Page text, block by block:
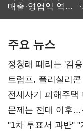
매출·영업익 역대
주요 뉴스
정청래 때리는 '김
트럼프, 폴리실리
재건"
전세사기 피해주
4만278명
문제는 전대 이후…
불복'
"1차 투표서 과반"